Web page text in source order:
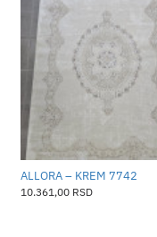
ALLORA – KREM 7742
10.361,00 RSD